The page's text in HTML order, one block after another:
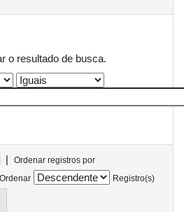
o resultado de busca.
|
Ordenar registros por
Ordenar
Registro(s)